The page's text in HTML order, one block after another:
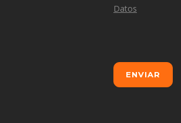
Datos